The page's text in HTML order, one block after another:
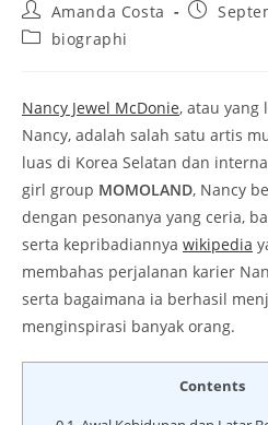
Post
author:
Amanda Costa
Post
Postbiographi
Nancy Jewel McDonie, atau yang
Nancy, adalah salah satu artis
luas di Korea Selatan dan
girl group MOMOLAND, Nancy
dengan pesonanya yang ceria,
serta kepribadiannya wikipedia
membahas perjalanan karier
serta bagaimana ia berhasil
menginspirasi banyak orang.
Contents